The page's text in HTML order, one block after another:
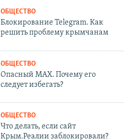
ОБЩЕСТВО
Блокирование Telegram. Как
решить проблему крымчанам
ОБЩЕСТВО
Опасный MAX. Почему его
следует избегать?
ОБЩЕСТВО
Что делать, если сайт
Крым.Реалии заблокировали?